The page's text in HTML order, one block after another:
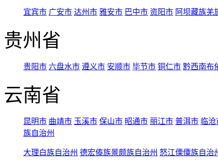
宜宾市 广安市 达州市 雅安市 巴中市 资阳市 阿坝藏族羌
贵州省
贵阳市 六盘水市 遵义市 安顺市 毕节市 铜仁市 黔西南布
云南省
昆明市 曲靖市 玉溪市 保山市 昭通市 丽江市 普洱市 临
族自治州
大理白族自治州 德宏傣族景颇族自治州 怒江傈僳族自治